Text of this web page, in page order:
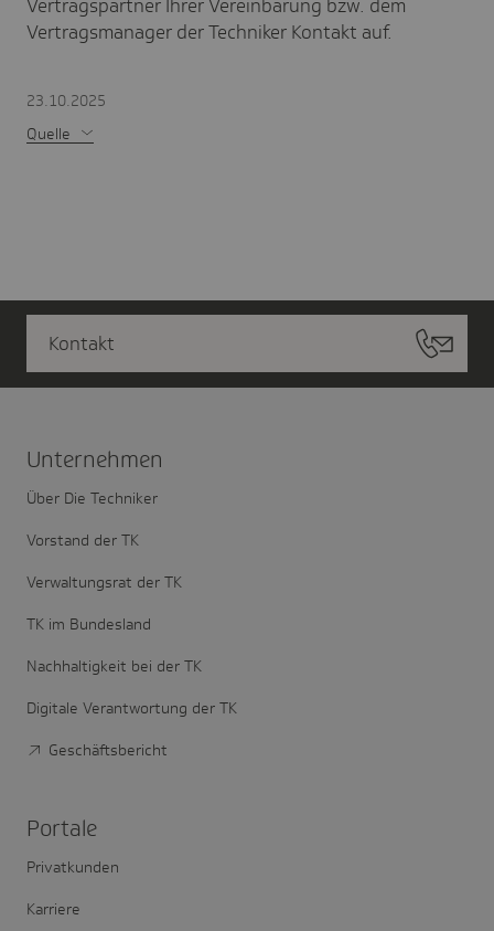
Vertragspartner Ihrer Vereinbarung bzw. dem
Vertragsmanager der Techniker Kontakt auf.
23.10.2025
Quelle
Kontakt
Unter­nehmen
Über Die Techniker
Vorstand der TK
Verwaltungsrat der TK
TK im Bundesland
Nachhaltigkeit bei der TK
Digitale Verantwortung der TK
Geschäftsbericht
Portale
Privatkunden
Karriere